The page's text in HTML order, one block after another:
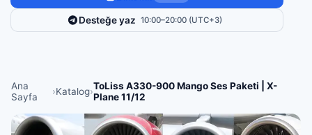
Desteğe yaz 10:00–20:00 (UTC+3)
Ana
Sayfa
›Katalog›ToLiss A330-900 Mango Ses Paketi | X-
Plane 11/12